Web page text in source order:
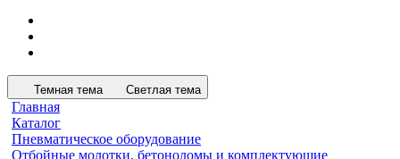
Темная тема Светлая тема
Главная
Каталог
Пневматическое оборудование
Отбойные молотки, бетоноломы и комплектующие